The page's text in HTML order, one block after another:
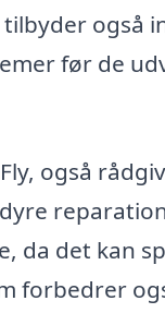
også
før de
også
da det kan
forbedrer